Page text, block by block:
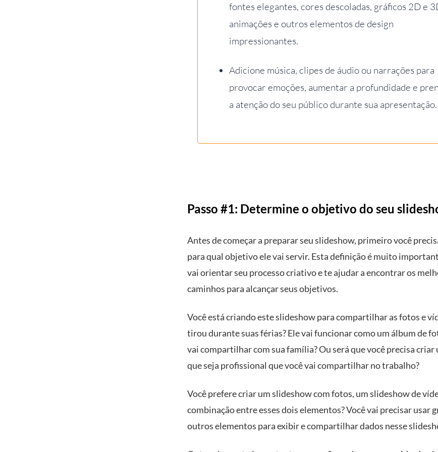
fontes elegantes, cores descoladas, gráficos 2D e
animações e outros elementos de design
impressionantes.
Adicione música, clipes de áudio ou narrações para
provocar emoções, aumentar a profundidade e
a atenção do seu público durante sua apresentação.
Passo #1: Determine o objetivo do seu
Antes de começar a preparar seu slideshow, primeiro você
para qual objetivo ele vai servir. Esta definição é muito
vai orientar seu processo criativo e te ajudar a encontrar os
caminhos para alcançar seus objetivos.
Você está criando este slideshow para compartilhar as fotos e
tirou durante suas férias? Ele vai funcionar como um álbum de
vai compartilhar com sua família? Ou será que você precisa
que seja profissional que você vai compartilhar no trabalho?
Você prefere criar um slideshow com fotos, um slideshow de
combinação entre esses dois elementos? Você vai precisar usar
outros elementos para exibir e compartilhar dados nesse